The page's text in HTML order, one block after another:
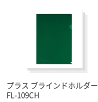
プラス ブラインドホルダー
FL-109CH